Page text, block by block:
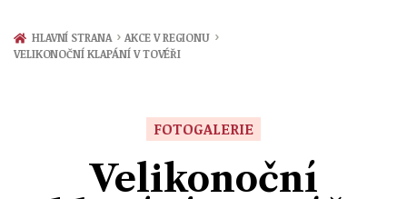
Zprávy
Ekonomika
HLAVNÍ STRANA › AKCE V REGIONU ›
VELIKONOČNÍ KLAPÁNÍ V TOVÉŘI
FOTOGALERIE
Velikonoční